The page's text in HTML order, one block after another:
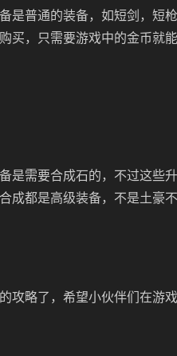
是普通的装备，如短剑，短
买，只需要游戏中的金币就
是需要合成石的，不过这些
成都是高级装备，不是土豪
攻略了，希望小伙伴们在游